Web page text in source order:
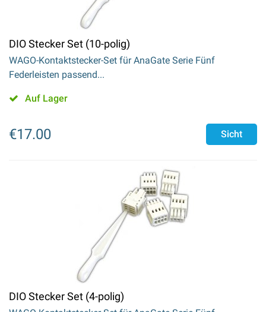
DIO Stecker Set (10-polig)
WAGO-Kontaktstecker-Set für AnaGate Serie Fünf
Federleisten passend...
Auf Lager
€17.00 Sicht
DIO Stecker Set (4-polig)